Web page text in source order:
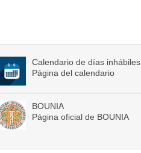
Calendario de días inhábiles
Página del calendario
BOUNIA
Página oficial de BOUNIA